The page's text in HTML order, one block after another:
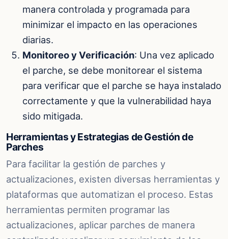
manera controlada y programada para
minimizar el impacto en las operaciones
diarias.
Monitoreo y Verificación: Una vez aplicado
el parche, se debe monitorear el sistema
para verificar que el parche se haya instalado
correctamente y que la vulnerabilidad haya
sido mitigada.
Herramientas y Estrategias de Gestión de
Parches
Para facilitar la gestión de parches y
actualizaciones, existen diversas herramientas y
plataformas que automatizan el proceso. Estas
herramientas permiten programar las
actualizaciones, aplicar parches de manera